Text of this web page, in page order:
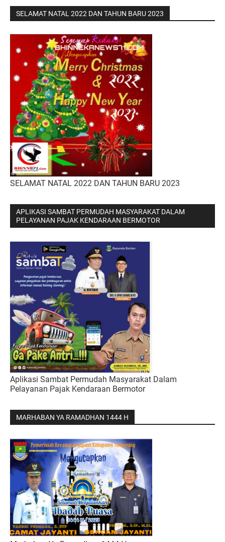
SELAMAT NATAL 2022 DAN TAHUN BARU 2023
SELAMAT NATAL 2022 DAN TAHUN BARU 2023
APLIKASI SAMBAT PERMUDAH MASYARAKAT DALAM
PELAYANAN PAJAK KENDARAAN BERMOTOR
Aplikasi Sambat Permudah Masyarakat Dalam
Pelayanan Pajak Kendaraan Bermotor
MARHABAN YA RAMADHAN 1444 H